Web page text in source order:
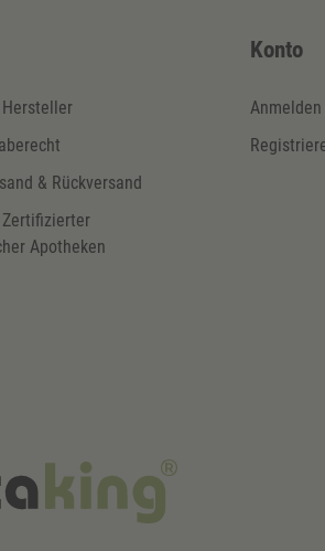
& Rückversand
Apotheken
Konto
Anmelden